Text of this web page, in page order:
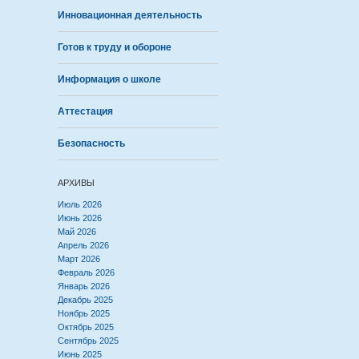
Инновационная деятельность
Готов к труду и обороне
Информация о школе
Аттестация
Безопасность
АРХИВЫ
Июль 2026
Июнь 2026
Май 2026
Апрель 2026
Март 2026
Февраль 2026
Январь 2026
Декабрь 2025
Ноябрь 2025
Октябрь 2025
Сентябрь 2025
Июнь 2025